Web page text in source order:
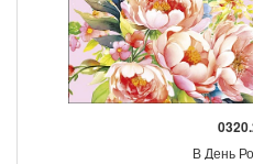
В День